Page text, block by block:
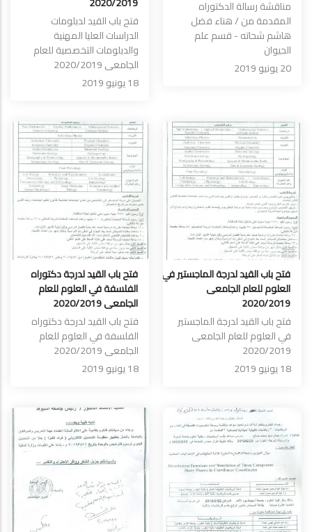
مناقشة رسالة الدكتوراه
المقدمة من / هناء فضل
هاشم شحاته - قسم علم
الحيوان
20 يونيو 2019
فتح باب القيد لدبلومات
الدراسات العليا المهنية
والدبلومات التخصصية للعام
الجامعى 2020/2019
18 يونيو 2019
فتح باب القيد لدرجة الماجستير في
العلوم للعام الجامعى
2020/2019
فتح باب القيد لدرجة الماجستير
في العلوم للعام الجامعى
2020/2019
18 يونيو 2019
فتح باب القيد لدرجة دكتوراه
الفلسفة في العلوم للعام
الجامعى 2020/2019
فتح باب القيد لدرجة دكتوراه
الفلسفة في العلوم للعام
الجامعى 2020/2019
18 يونيو 2019